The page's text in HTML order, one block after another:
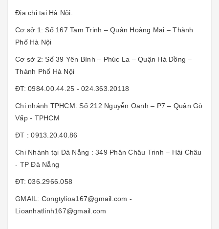
Địa chỉ tại Hà Nội:
Cơ sở 1: Số 167 Tam Trinh – Quận Hoàng Mai – Thành
Phố Hà Nội
Cơ sở 2: Số 39 Yên Bình – Phúc La – Quận Hà Đồng –
Thành Phố Hà Nội
ĐT: 0984.00.44.25 - 024.363.20118
Chi nhánh TPHCM: Số 212 Nguyễn Oanh – P7 – Quận Gò
Vấp - TPHCM
ĐT : 0913.20.40.86
Chi Nhánh tại Đà Nẵng : 349 Phân Châu Trinh – Hải Châu
- TP Đà Nẵng
ĐT: 036.2966.058
GMAIL: Congtylioa167@gmail.com -
Lioanhatlinh167@gmail.com